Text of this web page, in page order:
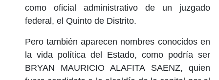
como oficial administrativo de un juzgado
federal, el Quinto de Distrito.
Pero también aparecen nombres conocidos en
la vida política del Estado, como podría ser
BRYAN MAURICIO ALAFITA SAENZ, quien